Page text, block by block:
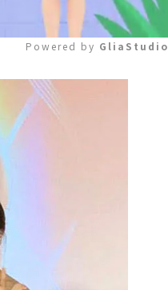
Powered by